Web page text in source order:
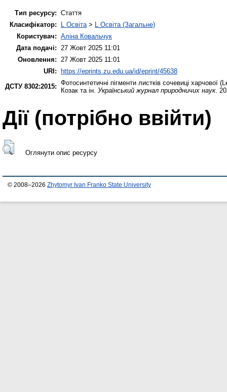
Тип ресурсу: Стаття
Класифікатор:
L Освіта > L Освіта (Загальне)
Користувач: Аліна Ковальчук
Дата подачі:
27 Жовт 2025 11:01
Оновлення:
27 Жовт 2025 11:01
URI: https://eprints.zu.edu.ua/id/eprint/45638
ДСТУ 8302:2015: Фотосинтетичні пігменти листків сочевиці
Козак та ін. Український журнал природничих наук.
Дії ​​(потрібно ввійти)
Оглянути опис ресурсу
© 2008–2026 Zhytomyr Ivan Franko State University